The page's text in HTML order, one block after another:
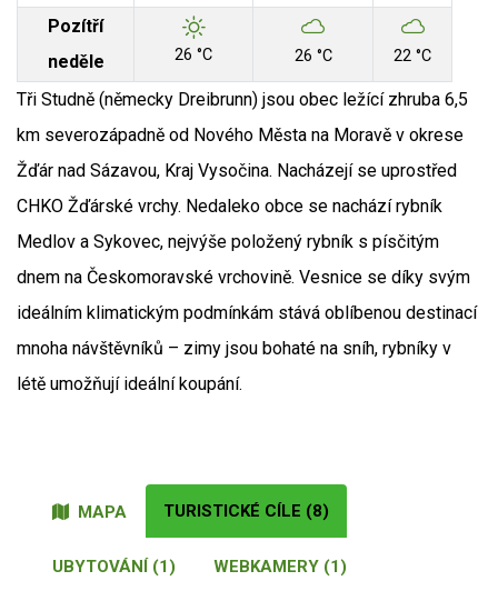
Pozítří
neděle
26 °C 26 °C 22 °C
Tři Studně (německy Dreibrunn) jsou obec ležící zhruba 6,5
km severozápadně od Nového Města na Moravě v okrese
Žďár nad Sázavou, Kraj Vysočina. Nacházejí se uprostřed
CHKO Žďárské vrchy. Nedaleko obce se nachází rybník
Medlov a Sykovec, nejvýše položený rybník s písčitým
dnem na Českomoravské vrchovině. Vesnice se díky svým
ideálním klimatickým podmínkám stává oblíbenou destinací
mnoha návštěvníků – zimy jsou bohaté na sníh, rybníky v
létě umožňují ideální koupání.
MAPA TURISTICKÉ CÍLE (8)
UBYTOVÁNÍ (1) WEBKAMERY (1)